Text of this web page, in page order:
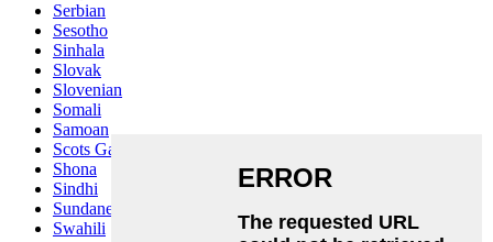
Serbian
Sesotho
Sinhala
Slovak
Slovenian
Somali
Samoan
Scots Gaelic
Shona
Sindhi
Sundanese
Swahili